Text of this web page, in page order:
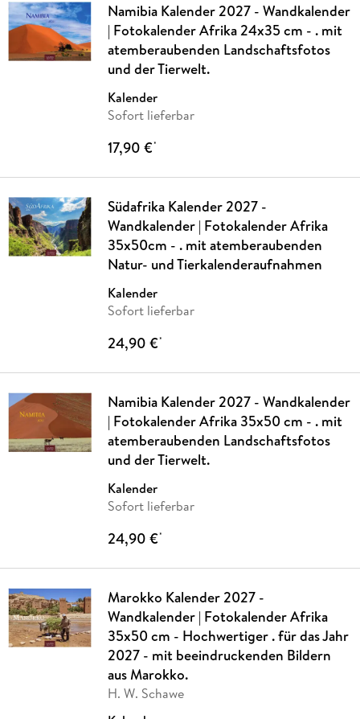
Namibia Kalender 2027 - Wandkalender
| Fotokalender Afrika 24x35 cm - . mit
atemberaubenden Landschaftsfotos
und der Tierwelt.
Kalender
Sofort lieferbar
17,90 €*
Südafrika Kalender 2027 -
Wandkalender | Fotokalender Afrika
35x50cm - . mit atemberaubenden
Natur- und Tierkalenderaufnahmen
Kalender
Sofort lieferbar
24,90 €*
Namibia Kalender 2027 - Wandkalender
| Fotokalender Afrika 35x50 cm - . mit
atemberaubenden Landschaftsfotos
und der Tierwelt.
Kalender
Sofort lieferbar
24,90 €*
Marokko Kalender 2027 -
Wandkalender | Fotokalender Afrika
35x50 cm - Hochwertiger . für das Jahr
2027 - mit beeindruckenden Bildern
aus Marokko.
H. W. Schawe